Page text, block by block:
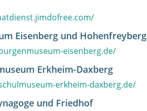
Eisenberg und Hohenfreyberg
eisenberg.de/
Erkheim-Daxberg
erkheim-daxberg.de/
und Friedhof